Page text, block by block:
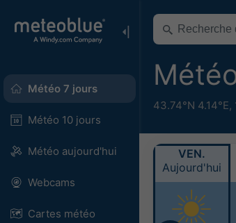
Météo 7 jours
Météo 10 jours
Météo aujourd'hui
Webcams
Cartes météo
43.74°N 4.14°E,
VEN.
Aujourd'hui